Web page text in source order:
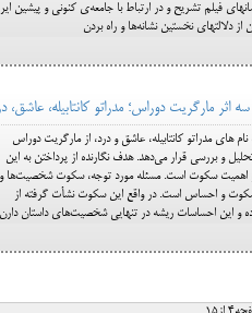
فیلم تشریح و در ارتباط با جامعه‌ی کنونی و پیشین
دلالتهای نخستین نشانه‌ها و راه بردن
مارگریت دوراس؛ مدراتو کانتابیله، عاشق،
های مدراتو کانتابیله، عاشق و درد، از مارگریت دوراس
و بررسی قرار می‌دهد. هدف نگارنده از پرداختن به این
و اهمیت سکوت است. مسئله مورد توجه، سکوت شخصیت‌ها و
و احساس است. در واقع این سکوت نشأت گرفته از
و این احساسات ریشه در تنهایی شخصیت‌های داستان دارن